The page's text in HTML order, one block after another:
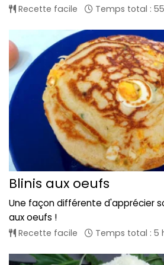
Recette facile Temps total :
Blinis aux oeufs
Une façon différente d'apprécier
aux oeufs !
Recette facile Temps total : 5